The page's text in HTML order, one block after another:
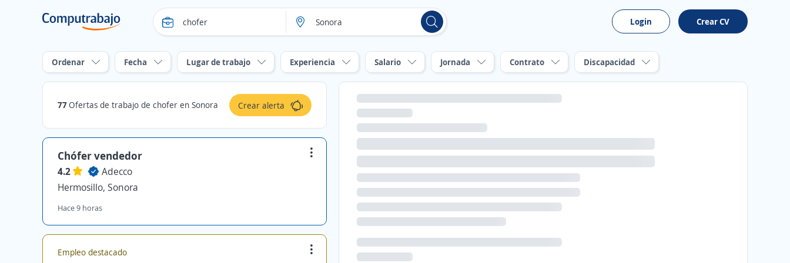
Login Crear CV
Ordenar Fecha Lugar de trabajo Experiencia Salario Jornada Contrato Discapacidad
77Ofertas de trabajo de chofer en Sonora Crear alerta
Chófer vendedor
4.2
Adecco
Hermosillo, Sonora
Hace 9 horas
Empleo destacado